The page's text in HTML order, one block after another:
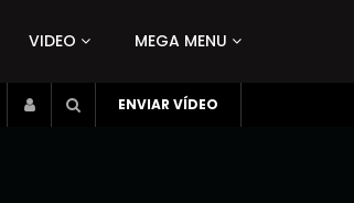
VIDEO MEGA MENU
ENVIAR VÍDEO